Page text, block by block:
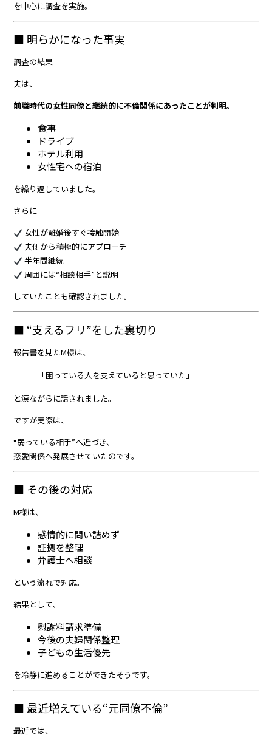
を中心に調査を実施。
■ 明らかになった事実
調査の結果――
夫は、
前職時代の女性同僚と継続的に不倫関係にあったことが判明。
食事
ドライブ
ホテル利用
女性宅への宿泊
を繰り返していました。
さらに――
女性が離婚後すぐ接触開始
夫側から積極的にアプローチ
半年間継続
周囲には“相談相手”と説明
していたことも確認されました。
■ “支えるフリ”をした裏切り
報告書を見たM様は、
「困っている人を支えていると思っていた」
と涙ながらに話されました。
ですが実際は、
“弱っている相手”へ近づき、
恋愛関係へ発展させていたのです。
■ その後の対応
M様は、
感情的に問い詰めず
証拠を整理
弁護士へ相談
という流れで対応。
結果として、
慰謝料請求準備
今後の夫婦関係整理
子どもの生活優先
を冷静に進めることができたそうです。
■ 最近増えている“元同僚不倫”
最近では、